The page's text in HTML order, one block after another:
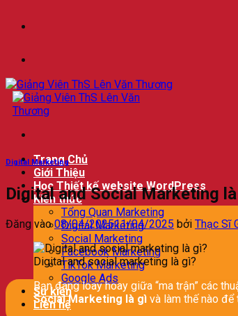
qua
dung
Trang Chủ
Giới Thiệu
Học Thiết kế website WordPress
Kiến thức
Tổng Quan Marketing
Digital Marketing
Social Marketing
Facebook Marketing
TikTok Marketing
Google Ads
Sự kiện
Liên hệ
Digital Marketing
Digital and Social Marketing
Đăng vào08/04/202511/04/2025 bởi Thạc Sĩ
Digital and social marketing là gì?
Bạn đang loay hoay giữa “ma trận” các
Social Marketing là gì và làm thế nào